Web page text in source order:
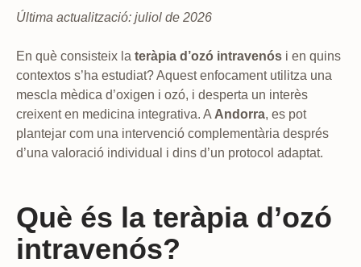
Última actualització: juliol de 2026
En què consisteix la teràpia d’ozó intravenós i en quins
contextos s’ha estudiat? Aquest enfocament utilitza una
mescla mèdica d’oxigen i ozó, i desperta un interès
creixent en medicina integrativa. A Andorra, es pot
plantejar com una intervenció complementària després
d’una valoració individual i dins d’un protocol adaptat.
Què és la teràpia d’ozó
intravenós?